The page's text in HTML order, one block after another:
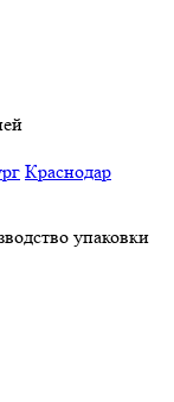
Краснодар
упаковки